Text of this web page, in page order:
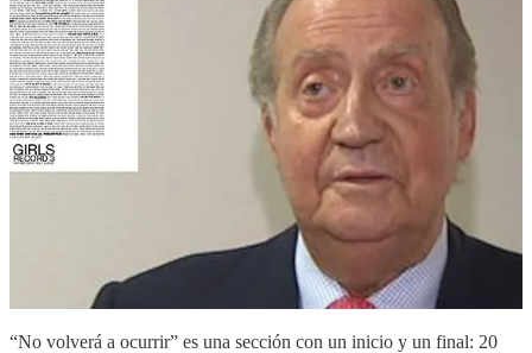
“No volverá a ocurrir” es una sección con un inicio y un final: 20